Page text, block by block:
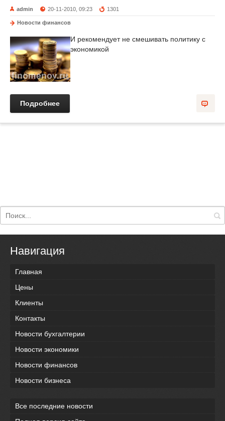
admin 20-11-2010, 09:23 1301
Новости финансов
И рекомендует не смешивать политику с
экономикой
Подробнее
Навигация
Главная
Цены
Клиенты
Контакты
Новости бухгалтерии
Новости экономики
Новости финансов
Новости бизнеса
Все последние новости